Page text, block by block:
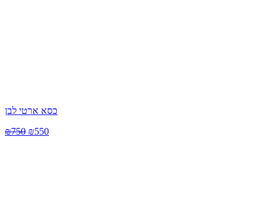
כסא ארטי לבן
₪750 ₪550